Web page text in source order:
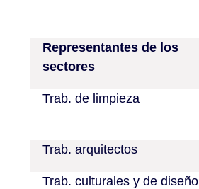
Representantes de los
sectores
Trab. de limpieza
Trab. arquitectos
Trab. culturales y de diseño